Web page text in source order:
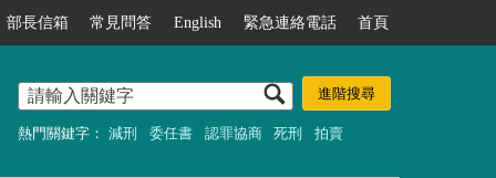
部長信箱 常見問答 English 緊急連絡電話 首頁
熱門關鍵字： 減刑 委任書 認罪協商 死刑 拍賣